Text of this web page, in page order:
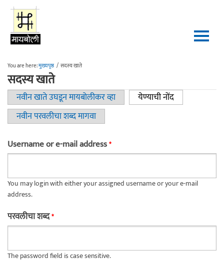
Skip to main content
You are here:मुख्यपृष्ठ / सदस्य खाते
सदस्य खाते
Primary tabs
नवीन खाते उघडून मायबोलीकर व्हा येण्याची नोंद(active tab)
नवीन परवलीचा शब्द मागवा
Username or e-mail address*
You may login with either your assigned username or your e-mail
address.
परवलीचा शब्द*
The password field is case sensitive.